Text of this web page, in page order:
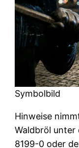
Symbolbild
Hinweise
Waldbröl unter
8199-0 oder